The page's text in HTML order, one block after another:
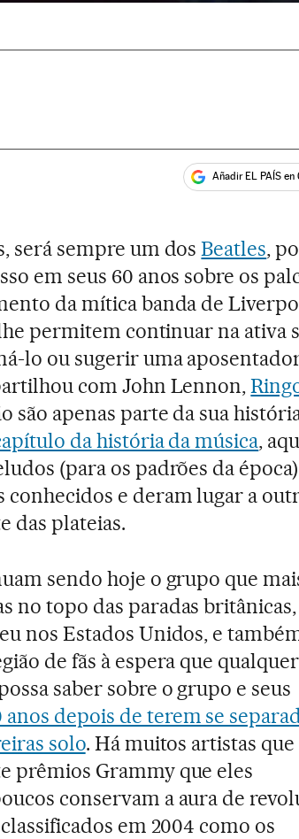
Añadir EL PAÍS en
será sempre um dosBeatles,
em seus 60 anos sobre os
da mítica banda de
permitem continuar na ativa
lo ou sugerir uma
com John Lennon,
são apenas parte da sua
da história da música,
(para os padrões da época)
conhecidos e deram lugar a
das plateias.
sendo hoje o grupo que
no topo das paradas
nos Estados Unidos, e
de fãs à espera que qualquer
saber sobre o grupo e seus
anos depois de terem se
solo. Há muitos artistas que
prêmios Grammy que eles
conservam a aura de
em 2004 como os